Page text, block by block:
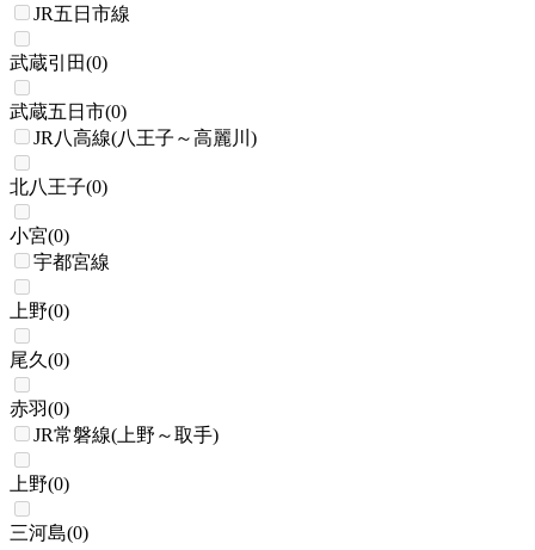
JR五日市線
武蔵引田(0)
武蔵五日市(0)
JR八高線(八王子～高麗川)
北八王子(0)
小宮(0)
宇都宮線
上野(0)
尾久 (0)
赤羽(0)
JR常磐線(上野～取手)
上野(0)
三河島(0)